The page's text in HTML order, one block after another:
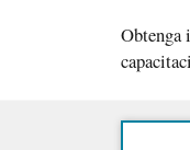
Obtenga